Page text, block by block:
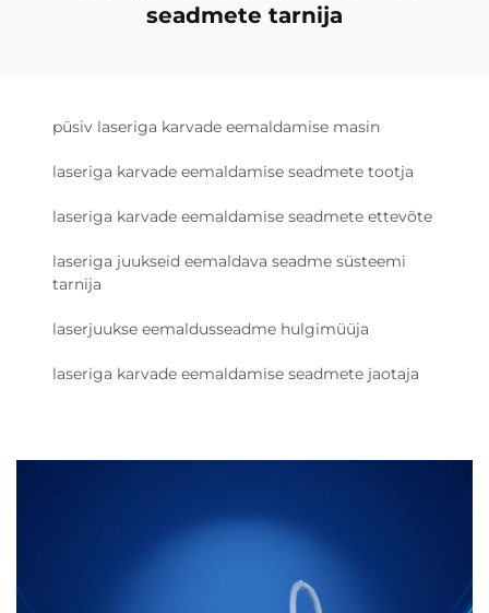
seadmete tarnija
püsiv laseriga karvade eemaldamise masin
laseriga karvade eemaldamise seadmete tootja
laseriga karvade eemaldamise seadmete ettevõte
laseriga juukseid eemaldava seadme süsteemi
tarnija
laserjuukse eemaldusseadme hulgimüüja
laseriga karvade eemaldamise seadmete jaotaja